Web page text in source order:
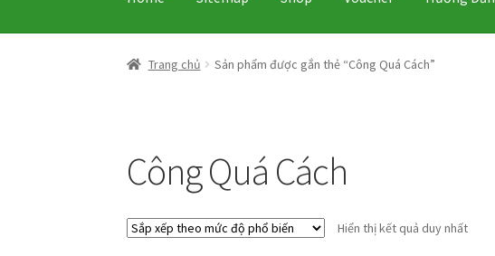
Trang chủ Sản phẩm được gắn thẻ “Công Quá Cách”
Công Quá Cách
Hiển thị kết quả duy nhất